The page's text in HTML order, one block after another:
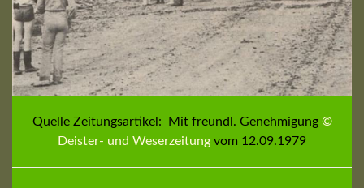
Quelle Zeitungsartikel: Mit freundl. Genehmigung ©
Deister- und Weserzeitung vom 12.09.1979